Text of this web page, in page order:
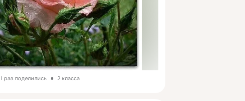
1 раз поделились 2 класса